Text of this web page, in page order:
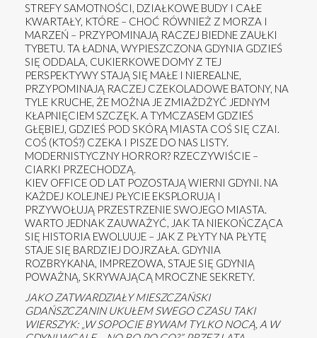
STREFY SAMOTNOŚCI, DZIAŁKOWE BUDY I CAŁE
KWARTAŁY, KTÓRE – CHOĆ RÓWNIEŻ Z MORZA I
MARZEŃ – PRZYPOMINAJĄ RACZEJ BIEDNE ZAUŁKI
TYBETU. TA ŁADNA, WYPIESZCZONA GDYNIA GDZIEŚ
SIĘ ODDALA, CUKIERKOWE DOMY Z TEJ
PERSPEKTYWY STAJĄ SIĘ MAŁE I NIEREALNE,
PRZYPOMINAJĄ RACZEJ CZEKOLADOWE BATONY, NA
TYLE KRUCHE, ŻE MOŻNA JE ZMIAŻDŻYĆ JEDNYM
KŁAPNIĘCIEM SZCZĘK. A TYMCZASEM GDZIEŚ
GŁĘBIEJ, GDZIEŚ POD SKÓRĄ MIASTA COŚ SIĘ CZAI.
COŚ (KTOŚ?) CZEKA I PISZE DO NAS LISTY.
MODERNISTYCZNY HORROR? RZECZYWIŚCIE –
CIARKI PRZECHODZĄ.
KIEV OFFICE OD LAT POZOSTAJĄ WIERNI GDYNI. NA
KAŻDEJ KOLEJNEJ PŁYCIE EKSPLORUJĄ I
PRZYWOŁUJĄ PRZESTRZENIE SWOJEGO MIASTA.
WARTO JEDNAK ZAUWAŻYĆ, JAK TA NIEKOŃCZĄCA
SIĘ HISTORIA EWOLUUJE – JAK Z PŁYTY NA PŁYTĘ
STAJE SIĘ BARDZIEJ DOJRZAŁA. GDYNIA
ROZBRYKANA, IMPREZOWA, STAJE SIĘ GDYNIĄ
POWAŻNĄ, SKRYWAJĄCĄ MROCZNE SEKRETY.
JAKO ZATWARDZIAŁY MIESZCZAŃSKI
GDAŃSZCZANIN UKUŁEM SWEGO CZASU TAKI
WIERSZYK: „W SOPOCIE BYWAM TYLKO NOCĄ, A W